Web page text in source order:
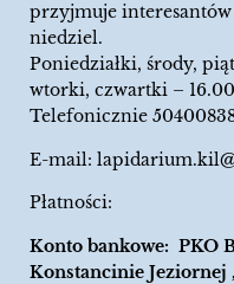
przyjmuje
niedziel.
Poniedziałki, środy,
wtorki, czwartki –
Telefonicznie
E-mail:
Płatności:
Konto bankowe: PKO
Konstancinie Jeziornej